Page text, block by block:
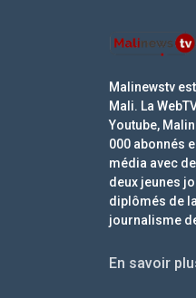
Malinewstv
Mali. La
Youtube,
000 abonnés
média avec
deux jeunes
diplômés de
journalisme
En savoir